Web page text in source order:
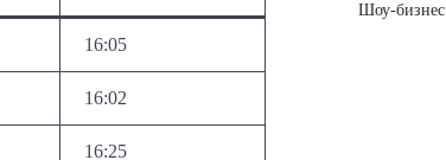
16:05
16:02
16:25
Шоу-бизнес